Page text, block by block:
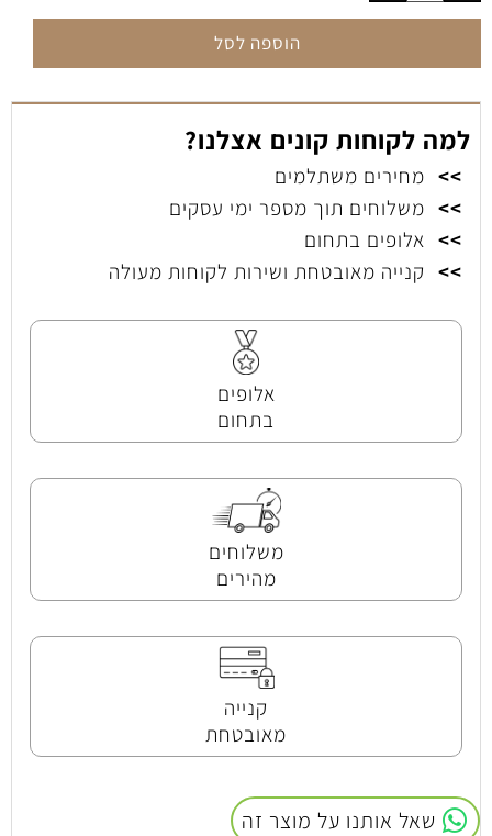
הוספה לסל
למה לקוחות קונים אצלנו?
>> מחירים משתלמים
>> משלוחים תוך מספר ימי עסקים
>> אלופים בתחום
>> קנייה מאובטחת ושירות לקוחות מעולה
אלופים
בתחום
משלוחים
מהירים
קנייה
מאובטחת
שאל אותנו על מוצר זה